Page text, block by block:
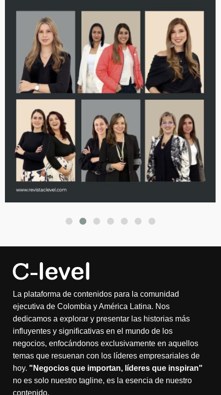
La plataforma de contenidos para la comunidad
ejecutiva de Colombia y América Latina. Nos
dedicamos a explorar y presentar las historias más
influyentes y significativas en el mundo de los
negocios, enfocándonos exclusivamente en aquellos
temas que resuenan con los líderes empresariales de
hoy. "Negocios que importan, líderes que inspiran"
no es solo nuestro tagline, es la esencia de nuestro
contenido.